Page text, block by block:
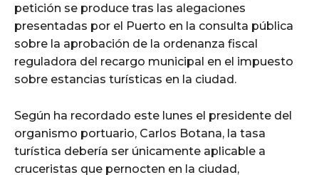
petición se produce tras las alegaciones
presentadas por el Puerto en la consulta pública
sobre la aprobación de la ordenanza fiscal
reguladora del recargo municipal en el impuesto
sobre estancias turísticas en la ciudad.
Según ha recordado este lunes el presidente del
organismo portuario, Carlos Botana, la tasa
turística debería ser únicamente aplicable a
cruceristas que pernocten en la ciudad,